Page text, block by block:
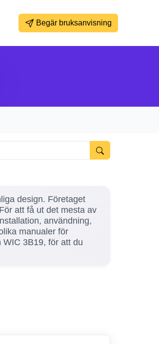
Begär bruksanvisning
design. Företaget
att få ut det mesta av
användning,
manualer för
3B19, för att du